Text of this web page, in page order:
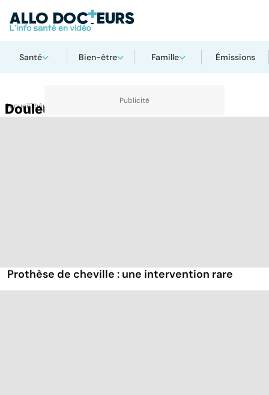
Santé Bien-être Famille Émissions
AccueilThématiques
Douleur de la cheville
Prothèse de cheville : une intervention rare